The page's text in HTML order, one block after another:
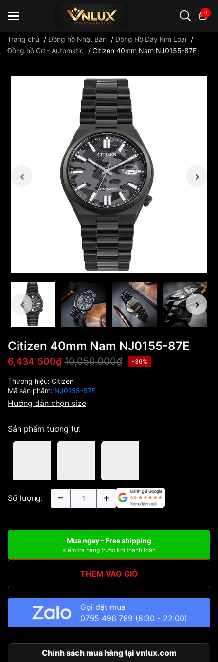
0
Trang chủ /Đồng hồ Nhật Bản /Đông Hồ Dây Kim Loại /
Đồng hồ Cơ - Automatic
/ Citizen 40mm Nam NJ0155-87E
Citizen 40mm Nam NJ0155-87E
6,434,500₫ 10,050,000₫ -36%
Thương hiệu: Citizen
Mã sản phẩm: NJ0155-87E
Hướng dẫn chọn size
Sản phẩm tương tự:
Số lượng:
Mua ngay - Free shipping
Kiểm tra hàng trước khi thanh toán
THÊM VÀO GIỎ
Gọi đặt mua
0795 496 789 (8:30 - 22:00)
Chính sách mua hàng tại vnlux.com